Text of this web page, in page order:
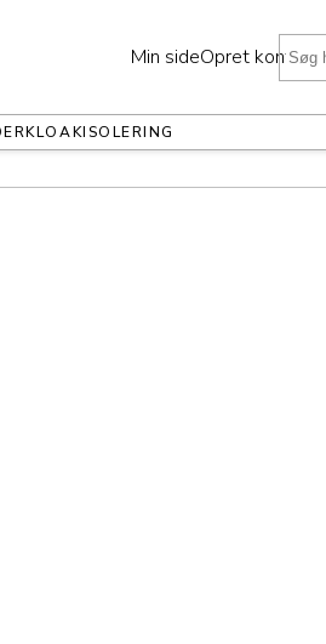
Min sideOpret konto
KLOAKISOLERING